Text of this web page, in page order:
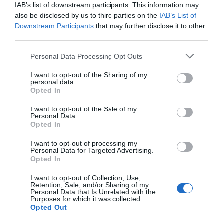
IAB’s list of downstream participants. This information may
also be disclosed by us to third parties on the IAB’s List of
Downstream Participants that may further disclose it to other
Please note that this website/app uses one or more Google
not limited to your visit or usage behaviour. You may click to
grant or deny consent to Google and its third-party tags to
use your data for below specified purposes in below Google
consent section.
Personal Data Processing Opt Outs
I want to opt-out of the Sharing of my
personal data.
Opted In
I want to opt-out of the Sale of my
Personal Data.
Opted In
I want to opt-out of processing my
Personal Data for Targeted Advertising.
Opted In
I want to opt-out of Collection, Use,
Retention, Sale, and/or Sharing of my
Personal Data that Is Unrelated with the
Purposes for which it was collected.
Opted Out
Κλασικός Δεκαπενταύγουστος με ηλιοφάνεια, υψηλές
θερμοκρασίες και ισχυρά μελτέμια την εβδομάδα
που έρχεται
Το σχέδιο του Ισραήλ για τους Κούρδους
ΤΟ ΠΑΡΟΝ: Ρυθμιστής ο Αντώνης Σαμαράς – Απειλή
Όρθρος και Θεία Λειτουργία live: Δείτε την Κυριακή Ι΄
Αντίστροφη μέτρηση για το Μπέρμιγχαμ 2026:
ΤΟ ΒΙΒΛΙΟ ΣΤΟ “Π”